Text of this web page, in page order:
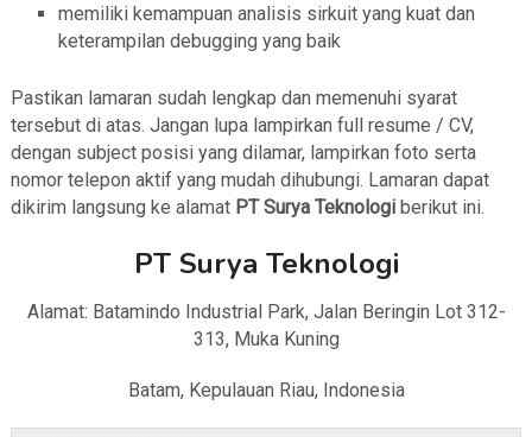
memiliki kemampuan analisis sirkuit yang kuat dan
keterampilan debugging yang baik
Pastikan lamaran sudah lengkap dan memenuhi syarat
tersebut di atas. Jangan lupa lampirkan full resume / CV,
dengan subject posisi yang dilamar, lampirkan foto serta
nomor telepon aktif yang mudah dihubungi. Lamaran dapat
dikirim langsung ke alamat PT Surya Teknologi berikut ini.
PT Surya Teknologi
Alamat: Batamindo Industrial Park, Jalan Beringin Lot 312-
313, Muka Kuning
Batam, Kepulauan Riau, Indonesia